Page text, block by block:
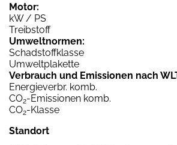
Motor:
kW / PS
Treibstoff
Umweltnormen:
Schadstoffklasse
Umweltplakette
Verbrauch und Emissionen nach
Energieverbr. komb.
CO2-Emissionen komb.
CO2-Klasse
Standort